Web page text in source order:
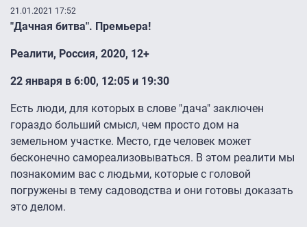
21.01.2021 17:52
"Дачная битва". Премьера!
Реалити, Россия, 2020, 12+
22 января в 6:00, 12:05 и 19:30
Есть люди, для которых в слове "дача" заключен
гораздо больший смысл, чем просто дом на
земельном участке. Место, где человек может
бесконечно самореализовываться. В этом реалити мы
познакомим вас с людьми, которые с головой
погружены в тему садоводства и они готовы доказать
это делом.